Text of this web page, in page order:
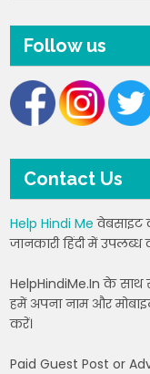
Follow us
Contact Us
Help Hindi Me वेबसाइट
जानकारी हिंदी में उपलब्ध
HelpHindiMe.In के साथ
हमें अपना नाम और
करें।
Paid Guest Post or